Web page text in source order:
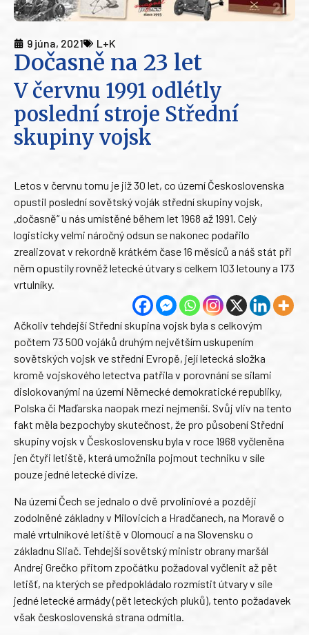
9 júna, 2021 L+K
Dočasně na 23 let
V červnu 1991 odlétly
poslední stroje Střední
skupiny vojsk
Letos v červnu tomu je již 30 let, co území Československa
opustil poslední sovětský voják střední skupiny vojsk,
„dočasně“ u nás umístěné během let 1968 až 1991. Celý
logisticky velmi náročný odsun se nakonec podařilo
zrealizovat v rekordně krátkém čase 16 měsíců a náš stát při
něm opustily rovněž letecké útvary s celkem 103 letouny a 173
vrtulníky.
Ačkoliv tehdejší Střední skupina vojsk byla s celkovým
počtem 73 500 vojáků druhým největším uskupením
sovětských vojsk ve střední Evropě, její letecká složka
kromě vojskového letectva patřila v porovnání se silami
dislokovanými na území Německé demokratické republiky,
Polska či Maďarska naopak mezi nejmenší. Svůj vliv na tento
fakt měla bezpochyby skutečnost, že pro působení Střední
skupiny vojsk v Československu byla v roce 1968 vyčleněna
jen čtyři letiště, která umožnila pojmout techniku v síle
pouze jedné letecké divize.
Na území Čech se jednalo o dvě prvoliniové a později
zodolněné základny v Milovicích a Hradčanech, na Moravě o
malé vrtulníkové letiště v Olomouci a na Slovensku o
základnu Sliač. Tehdejší sovětský ministr obrany maršál
Andrej Grečko přitom zpočátku požadoval vyčlenit až pět
letišť, na kterých se předpokládalo rozmístit útvary v síle
jedné letecké armády (pět leteckých pluků), tento požadavek
však československá strana odmítla.